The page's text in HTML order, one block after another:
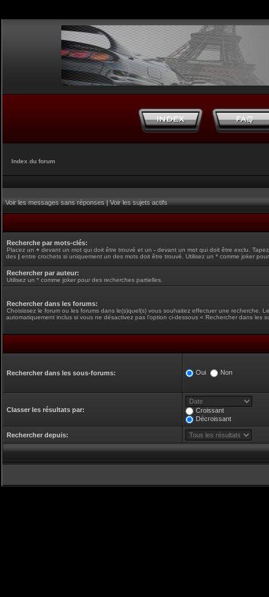
Index du forum
Voir les messages sans réponses|Voir les sujets actifs
Recherche par mots-clés:
Placez un + devant un mot qui doit être trouvé et un - devant un mot qui doit être exclu.
des | entre crochets si uniquement un des mots doit être trouvé. Utilisez un * comme joker
Rechercher par auteur:
Utilisez un * comme joker pour des recherches partielles.
Rechercher dans les forums:
Choisissez le forum ou les forums dans le(s)quel(s) vous souhaitez effectuer une recherche.
automatiquement inclus si vous ne désactivez pas l’option ci-dessous « Rechercher dans les
Rechercher dans les sous-forums: Oui Non
Classer les résultats par:
Croissant
Décroissant
Rechercher depuis: